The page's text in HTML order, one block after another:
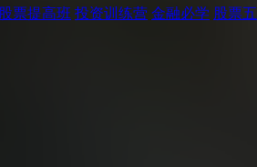
股票提高班 投资训练营 金融必学 股票